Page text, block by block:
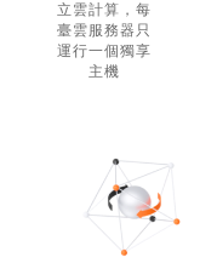
立雲計算，每
臺雲服務器只
運行一個獨享
主機